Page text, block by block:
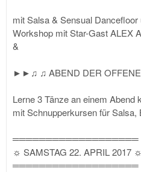
mit Salsa & Sensual
Workshop mit Star-Gast ALEX
&
►►♫ ♫ ABEND DER
Lerne 3 Tänze an einem Abend
mit Schnupperkursen für
═══════════════════
☼ SAMSTAG 22. APRIL 2017 ☼
═══════════════════